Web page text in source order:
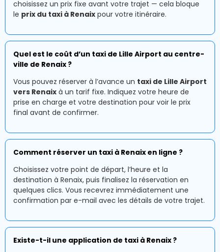
choisissez un prix fixe avant votre trajet — cela bloque
le prix du taxi à Renaix pour votre itinéraire.
Quel est le coût d’un taxi de Lille Airport au centre-
ville de Renaix ?
Vous pouvez réserver à l’avance un taxi de Lille Airport
vers Renaix à un tarif fixe. Indiquez votre heure de
prise en charge et votre destination pour voir le prix
final avant de confirmer.
Comment réserver un taxi à Renaix en ligne ?
Choisissez votre point de départ, l’heure et la
destination à Renaix, puis finalisez la réservation en
quelques clics. Vous recevrez immédiatement une
confirmation par e-mail avec les détails de votre trajet.
Existe-t-il une application de taxi à Renaix ?